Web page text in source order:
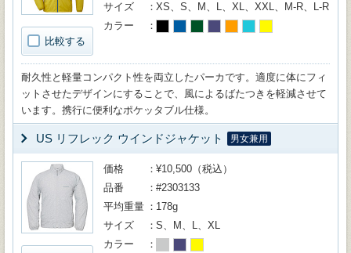
比較する
サイズ
XS、S、M、L、XL、XXL、M-R、L-R
カラー
耐久性と軽量コンパクト性を両立したパーカです。適度に体にフィ
ットさせたデザインにすることで、風によるばたつきを軽減させて
います。携行に便利なポケッタブル仕様。
US リフレック ウインドジャケット 男女兼用
価格
¥10,500（税込）
品番
#2303133
平均重量
178g
サイズ
S、M、L、XL
カラー